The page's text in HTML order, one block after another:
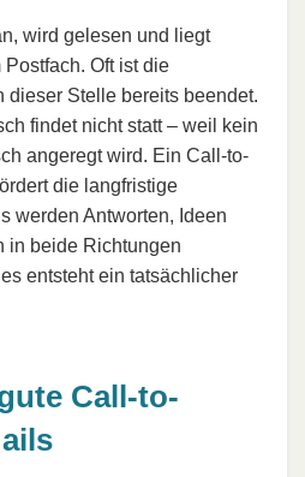
wird gelesen und liegt
Oft ist die
dieser Stelle bereits beendet.
findet nicht statt – weil kein
angeregt wird. Ein Call-to-
die langfristige
werden Antworten, Ideen
in beide Richtungen
entsteht ein tatsächlicher
Call-to-